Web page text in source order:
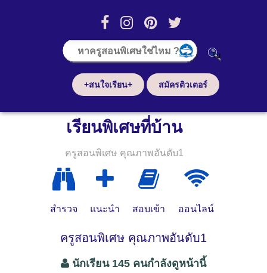
+สนใจเรียน+ สมัครติวเตอร์
เรียนพิเศษที่บ้าน
ครูสอนพิเศษ คุณภาพอันดับ1
สำรวจ แนะนำ สอบเข้า ออนไลน์
ครูสอนพิเศษ คุณภาพอันดับ1
นักเรียน 145 คนกำลังดูหน้านี้